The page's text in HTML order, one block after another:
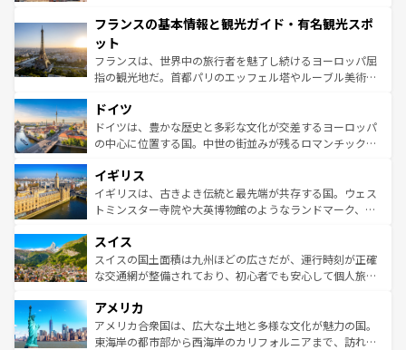
ませてくれるイタリアで、忘れられない旅をしてみよう！
なお、新着のイタリア情報は
しい。
文化が根付くこの国では、情熱的なフラメンコ、熱気あふ
れる闘牛、そして美味しいタパスが生活の一部となってい
る。首都マドリードの洗練された雰囲気や、バルセロナの
アートに溢れた街角から、地方では古代ローマ遺跡や中世
せる。地方によって風土や気候が異なるスペインはその個
性で訪れる人を魅了する。 なお、新着のスペイン情報は コ
ンテンツ一覧を参照してほしい。
フランスの基本情報と観光ガイド・有名観光スポ
ット
フランスは、世界中の旅行者を魅了し続けるヨーロッパ屈
指の観光地だ。首都パリのエッフェル塔やルーブル美術館
で、幅広い魅力が詰まっている。華麗な宮殿、歴史的な大
聖堂、美しいビーチ、そして豊かな自然が、訪れる者を心
から魅了する。また、フランスは美食の国としても知ら
いる。シャンパンの発祥地であるランス、プロヴァンスの
香り高いラベンダー畑など、多彩な楽しみ方が可能だ。さ
らに、パリ以外の地域にも魅力が溢れており、どの街角に
れる地方に足を運ぶとそれぞれで全く異なる文化を体験で
きるだろう。 なお、新着のフランス情報はコンテンツ一覧
を参照してほしい。
ドイツ
ドイツは、豊かな歴史と多彩な文化が交差するヨーロッパ
の中心に位置する国。中世の街並みが残るロマンチック街
顔を持つこの国は、どこを歩いても飽きることがない。ベ
ルリンの文化的活気、バイエルン州のアルプスの絶景、そ
してライン川沿いのワイン畑といった風景は必見。ビール
は、お酒好きな人にはぜひ体験してほしい。 なお、新着の
ドイツ情報はコンテンツ一覧を参照してほしい。
イギリス
イギリスは、古きよき伝統と最先端が共存する国。ウェス
トミンスター寺院や大英博物館のようなランドマーク、歴
リアごとに異なる魅力がある。また、優雅なアフタヌーン
ティー、ビール好きにはたまらない英国パブ、サッカー観
戦など、本場だからこそできる体験も豊富。イギリスを旅
ンツ一覧を参照してほしい。
スイス
スイスの国土面積は九州ほどの広さだが、運行時刻が正確
な交通網が整備されており、初心者でも安心して個人旅行
の建物がそのまま残る町や、スイスならではのユニークな
博物館もあり、アルプス観光だけでなく町歩きも満喫する
ことができる。国民の所得が高いため物価も高いが、旅行
アメリカ
アメリカ合衆国は、広大な土地と多様な文化が魅力の国。
東海岸の都市部から西海岸のカリフォルニアまで、訪れる